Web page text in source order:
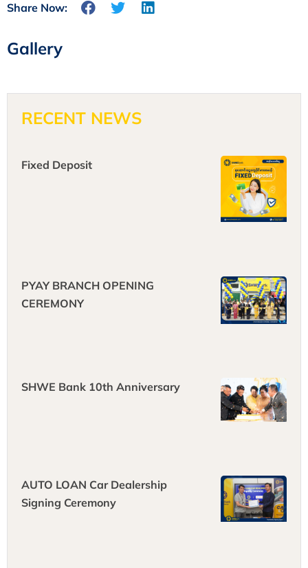
Share Now:
Gallery
RECENT NEWS
Fixed Deposit
PYAY BRANCH OPENING
CEREMONY
SHWE Bank 10th Anniversary
AUTO LOAN Car Dealership
Signing Ceremony